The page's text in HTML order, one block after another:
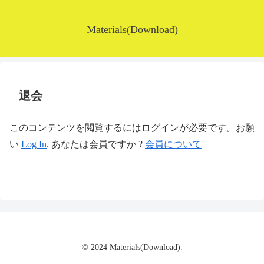
Materials(Download)
退会
このコンテンツを閲覧するにはログインが必要です。お願
い Log In. あなたは会員ですか ? 会員について
© 2024 Materials(Download).